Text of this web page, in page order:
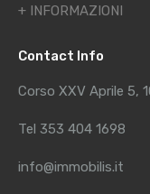
+ INFORMAZIONI
Contact Info
Corso XXV Aprile 5,
Tel 353 404 1698
info@immobilis.it